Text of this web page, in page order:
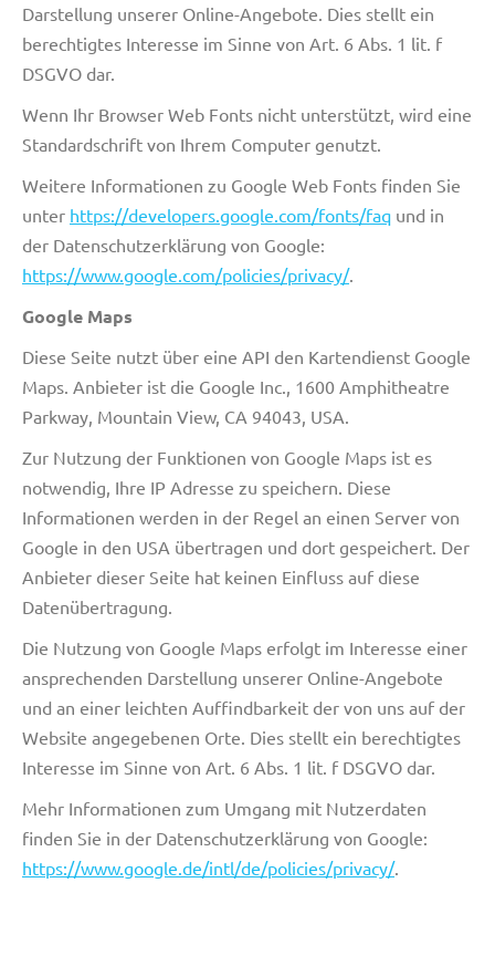
Darstellung unserer Online-Angebote. Dies stellt ein
berechtigtes Interesse im Sinne von Art. 6 Abs. 1 lit. f
DSGVO dar.
Wenn Ihr Browser Web Fonts nicht unterstützt, wird eine
Standardschrift von Ihrem Computer genutzt.
Weitere Informationen zu Google Web Fonts finden Sie
unter https://developers.google.com/fonts/faq und in
der Datenschutzerklärung von Google:
https://www.google.com/policies/privacy/.
Google Maps
Diese Seite nutzt über eine API den Kartendienst Google
Maps. Anbieter ist die Google Inc., 1600 Amphitheatre
Parkway, Mountain View, CA 94043, USA.
Zur Nutzung der Funktionen von Google Maps ist es
notwendig, Ihre IP Adresse zu speichern. Diese
Informationen werden in der Regel an einen Server von
Google in den USA übertragen und dort gespeichert. Der
Anbieter dieser Seite hat keinen Einfluss auf diese
Datenübertragung.
Die Nutzung von Google Maps erfolgt im Interesse einer
ansprechenden Darstellung unserer Online-Angebote
und an einer leichten Auffindbarkeit der von uns auf der
Website angegebenen Orte. Dies stellt ein berechtigtes
Interesse im Sinne von Art. 6 Abs. 1 lit. f DSGVO dar.
Mehr Informationen zum Umgang mit Nutzerdaten
finden Sie in der Datenschutzerklärung von Google:
https://www.google.de/intl/de/policies/privacy/.